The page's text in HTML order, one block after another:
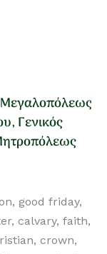
Μεγαλοπόλεως
Γενικός